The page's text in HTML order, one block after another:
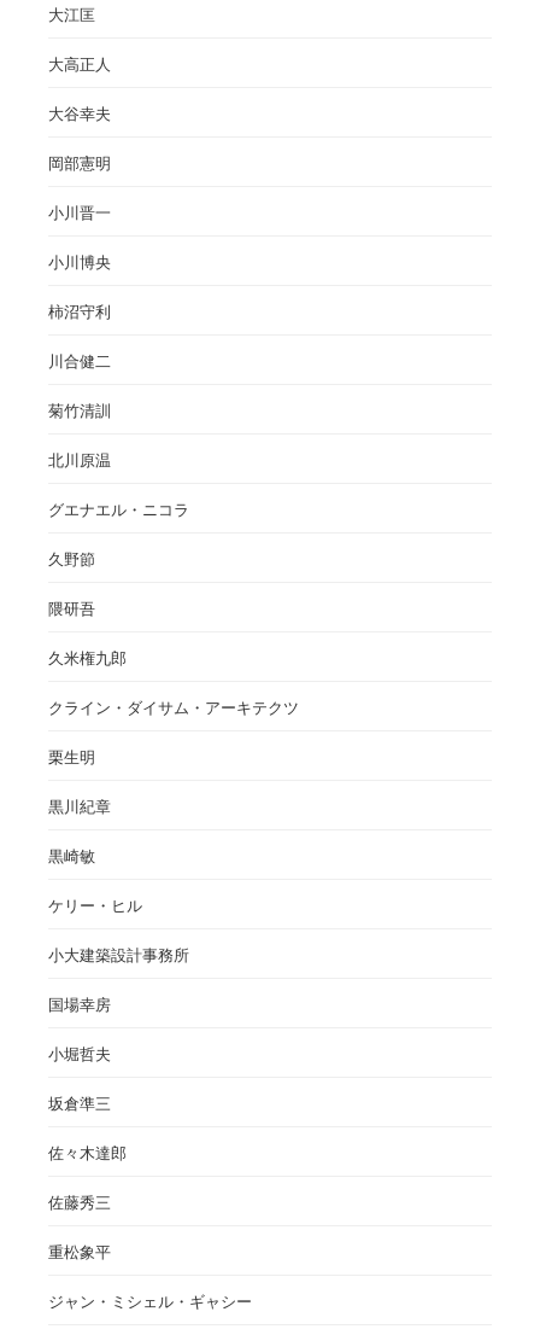
大江匡
大高正人
大谷幸夫
岡部憲明
小川晋一
小川博央
柿沼守利
川合健二
菊竹清訓
北川原温
グエナエル・ニコラ
久野節
隈研吾
久米権九郎
クライン・ダイサム・アーキテクツ
栗生明
黒川紀章
黒崎敏
ケリー・ヒル
小大建築設計事務所
国場幸房
小堀哲夫
坂倉準三
佐々木達郎
佐藤秀三
重松象平
ジャン・ミシェル・ギャシー